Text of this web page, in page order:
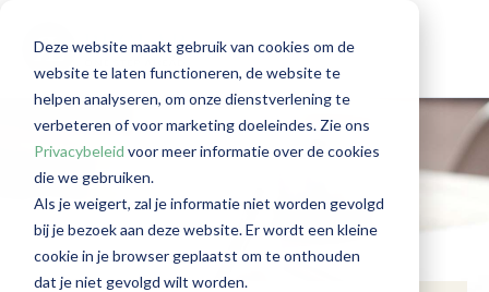
Deze website maakt gebruik van cookies om de
website te laten functioneren, de website te
helpen analyseren, om onze dienstverlening te
verbeteren of voor marketing doeleindes. Zie ons
Privacybeleid voor meer informatie over de cookies
die we gebruiken.
Als je weigert, zal je informatie niet worden gevolgd
bij je bezoek aan deze website. Er wordt een kleine
cookie in je browser geplaatst om te onthouden
dat je niet gevolgd wilt worden.